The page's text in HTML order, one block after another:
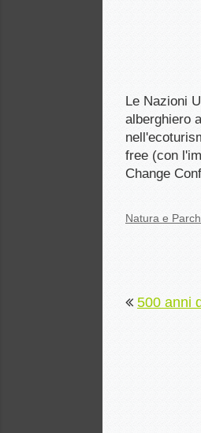
Le Nazioni
alberghiero
free (con
Change
Natura e
500 anni